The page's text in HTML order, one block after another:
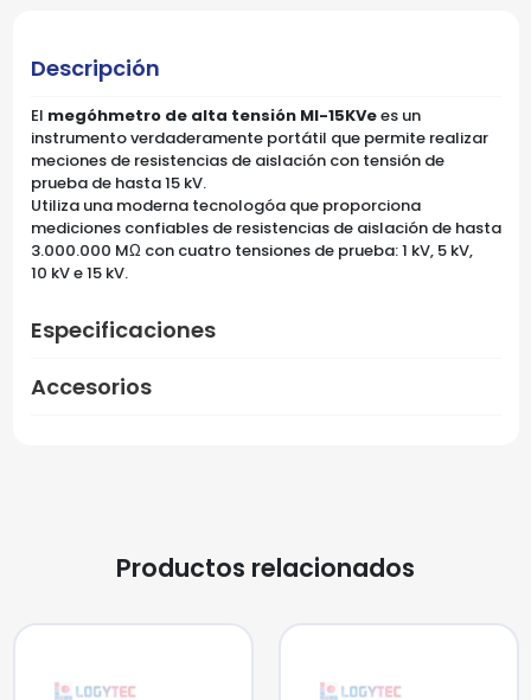
Descripción
El megóhmetro de alta tensión MI-15KVees un
instrumento verdaderamente portátil que permite realizar
meciones de resistencias de aislación con tensión de
prueba de hasta 15 kV.
Utiliza una moderna tecnologóa que proporciona
mediciones confiables de resistencias de aislación de hasta
3.000.000 MΩ con cuatro tensiones de prueba: 1 kV, 5 kV,
10 kV e 15 kV.
Especificaciones
Accesorios
Productos relacionados